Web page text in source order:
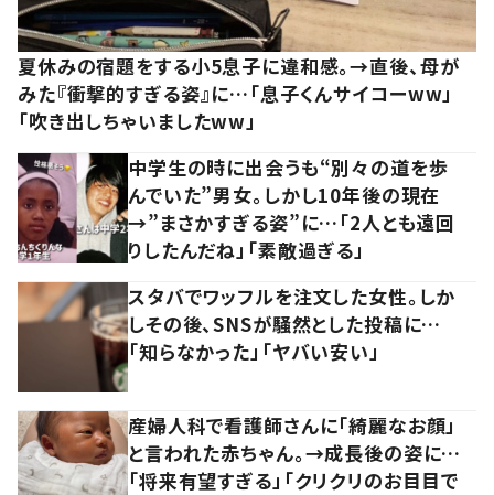
夏休みの宿題をする小5息子に違和感。→直後、母が
みた『衝撃的すぎる姿』に…「息子くんサイコーww」
「吹き出しちゃいましたww」
中学生の時に出会うも“別々の道を歩
んでいた”男女。しかし10年後の現在
→”まさかすぎる姿”に…「2人とも遠回
りしたんだね」「素敵過ぎる」
スタバでワッフルを注文した女性。しか
しその後、SNSが騒然とした投稿に…
「知らなかった」「ヤバい安い」
産婦人科で看護師さんに「綺麗なお顔」
と言われた赤ちゃん。→成長後の姿に…
「将来有望すぎる」「クリクリのお目目で